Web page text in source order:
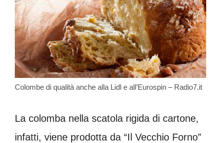
Colombe di qualità anche alla Lidl e all’Eurospin – Radio7.it
La colomba nella scatola rigida di cartone,
infatti, viene prodotta da “Il Vecchio Forno”